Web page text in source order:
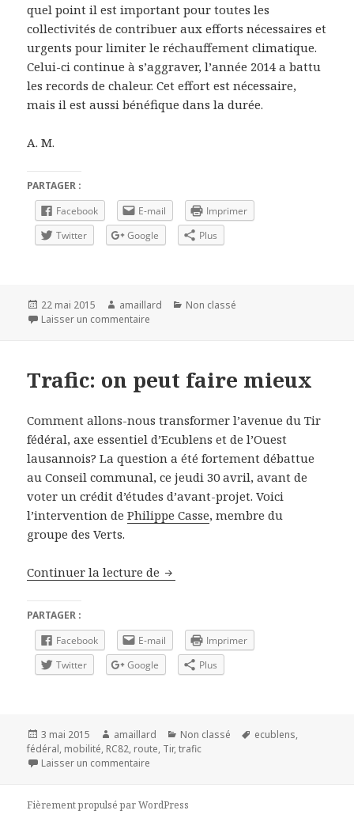
quel point il est important pour toutes les
collectivités de contribuer aux efforts nécessaires et
urgents pour limiter le réchauffement climatique.
Celui-ci continue à s’aggraver, l’année 2014 a battu
les records de chaleur. Cet effort est nécessaire,
mais il est aussi bénéfique dans la durée.
A. M.
PARTAGER :
Facebook
E-mail
Imprimer
Twitter
Google Plus
Publié
le
22 mai 2015 Auteur
amaillard Catégories
Non classé
Laisser un commentaire
Trafic: on peut faire mieux
Comment allons-nous transformer l’avenue du Tir
fédéral, axe essentiel d’Ecublens et de l’Ouest
lausannois? La question a été fortement débattue
au Conseil communal, ce jeudi 30 avril, avant de
voter un crédit d’études d’avant-projet. Voici
l’intervention dePhilippe Casse, membre du
groupe des Verts.
Continuer la lecture de Trafic: on peut faire mieux
PARTAGER :
Facebook
E-mail
Imprimer
Twitter
Google Plus
Publié
le
3 mai 2015 Auteur
amaillard Catégories
Non classé
Mots-
ecublens,
fédéral, mobilité, RC82, route, Tir,trafic
Laisser un commentaire
Fièrement propulsé par WordPress